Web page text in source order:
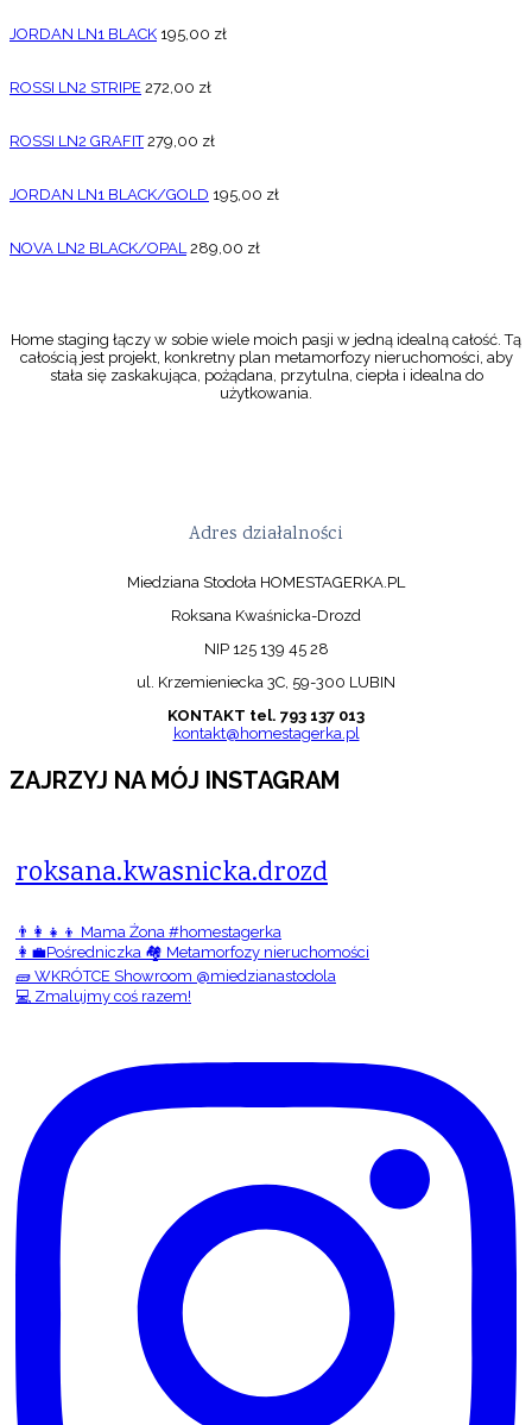
JORDAN LN1 BLACK 195,00 zł
ROSSI LN2 STRIPE 272,00 zł
ROSSI LN2 GRAFIT 279,00 zł
JORDAN LN1 BLACK/GOLD 195,00 zł
NOVA LN2 BLACK/OPAL 289,00 zł
Home staging łączy w sobie wiele moich pasji w jedną idealną całość. Tą
całością jest projekt, konkretny plan metamorfozy nieruchomości, aby
stała się zaskakująca, pożądana, przytulna, ciepła i idealna do
użytkowania.
Adres działalności
Miedziana Stodoła HOMESTAGERKA.PL
Roksana Kwaśnicka-Drozd
NIP 125 139 45 28
ul. Krzemieniecka 3C, 59-300 LUBIN
KONTAKT tel. 793 137 013
kontakt@homestagerka.pl
ZAJRZYJ NA MÓJ INSTAGRAM
roksana.kwasnicka.drozd
👨‍👩‍👧‍👦 Mama Żona #homestagerka
👩‍💼Pośredniczka 🏘️ Metamorfozy nieruchomości
🧱 WKRÓTCE Showroom @miedzianastodola
💻 Zmalujmy coś razem!